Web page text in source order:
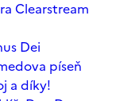
Clearstream
Dei
píseň
a díky!